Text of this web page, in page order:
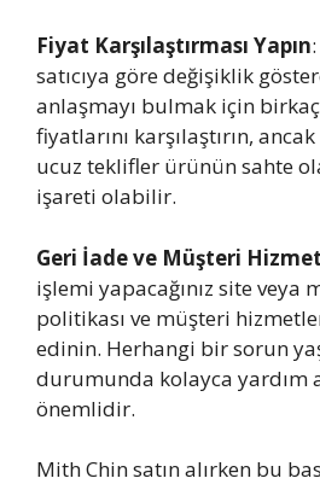
Fiyat Karşılaştırması Yapın
satıcıya göre değişiklik
anlaşmayı bulmak için birkaç
fiyatlarını karşılaştırın,
ucuz teklifler ürünün sahte
işareti olabilir.
Geri İade ve Müşteri
işlemi yapacağınız site veya
politikası ve müşteri
edinin. Herhangi bir sorun
durumunda kolayca yardım
önemlidir.
Mith Chin satın alırken bu